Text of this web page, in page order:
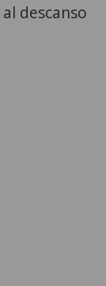
descanso